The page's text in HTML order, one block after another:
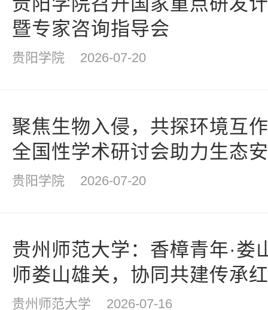
暨专家咨询指导会
贵阳学院 2026-07-20
聚焦生物入侵，共探环境互
全国性学术研讨会助力生态
贵阳学院 2026-07-20
贵州师范大学：香樟青年·娄
师娄山雄关，协同共建传承
贵州师范大学 2026-07-16